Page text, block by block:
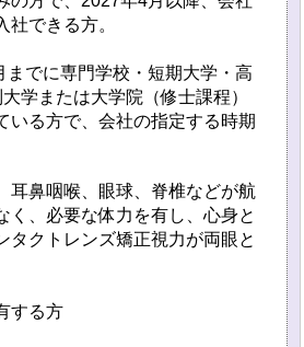
社できる方。
までに専門学校・短期大学・高
学または大学院（修士課程）
いる方で、会社の指定する時期
耳鼻咽喉、眼球、脊椎などが航
く、必要な体力を有し、心身と
タクトレンズ矯正視力が両眼と
する方